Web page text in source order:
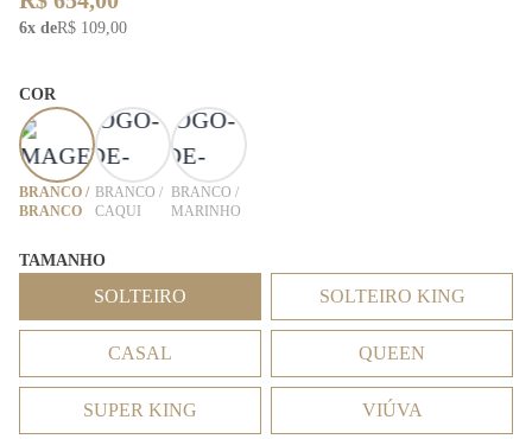
6x deR$ 109,00
COR
BRANCO /
BRANCO
BRANCO /
CAQUI
BRANCO /
MARINHO
TAMANHO
SOLTEIRO SOLTEIRO KING
CASAL QUEEN
SUPER KING VIÚVA